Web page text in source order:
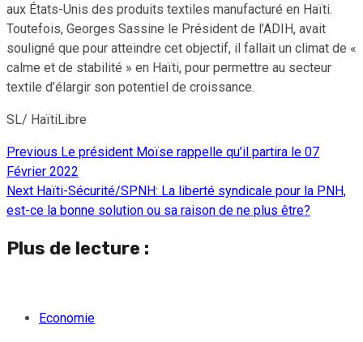
aux États-Unis des produits textiles manufacturé en Haïti.
Toutefois, Georges Sassine le Président de l’ADIH, avait
souligné que pour atteindre cet objectif, il fallait un climat de «
calme et de stabilité » en Haïti, pour permettre au secteur
textile d’élargir son potentiel de croissance.
SL/ HaïtiLibre
Continue
Reading
Previous Le président Moïse rappelle qu’il partira le 07
Février 2022
Next Haïti-Sécurité/SPNH: La liberté syndicale pour la PNH,
est-ce la bonne solution ou sa raison de ne plus être?
Plus de lecture :
Economie